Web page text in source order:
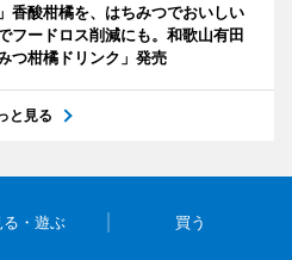
香酸柑橘を、はちみつでおいしい
フードロス削減にも。和歌山有田
つ柑橘ドリンク」発売
と見る
る・遊ぶ 買う